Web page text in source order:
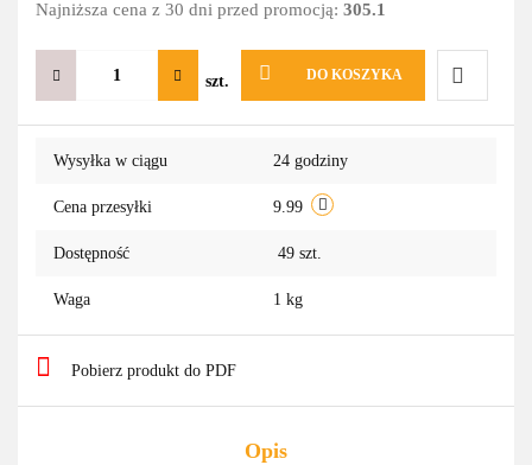
Najniższa cena z 30 dni przed promocją: 305.1
szt. DO KOSZYKA
Do
Wysyłka w ciągu 24 godziny
Cena przesyłki 9.99
Dostępność 49 szt.
Waga 1 kg
Pobierz produkt do PDF
Opis